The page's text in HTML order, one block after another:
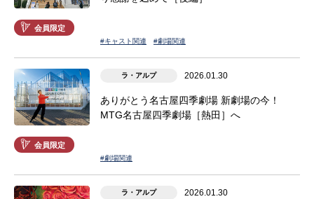
会員限定
#キャスト関連 #劇場関連
会員限定
ラ・アルプ 2026.01.30
ありがとう名古屋四季劇場 新劇場の今！
MTG名古屋四季劇場［熱田］へ
#劇場関連
ラ・アルプ 2026.01.30